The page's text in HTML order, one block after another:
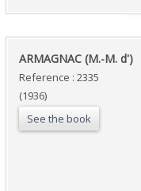
‎ARMAGNAC (M.-M. d')‎
Reference : 2335
(1936)
See the book